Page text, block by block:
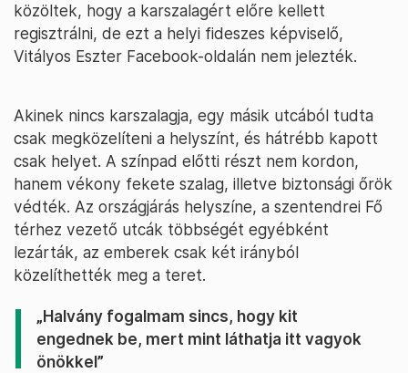
közöltek, hogy a karszalagért előre kellett
regisztrálni, de ezt a helyi fideszes képviselő,
Vitályos Eszter Facebook-oldalán nem jelezték.
Akinek nincs karszalagja, egy másik utcából tudta
csak megközelíteni a helyszínt, és hátrébb kapott
csak helyet. A színpad előtti részt nem kordon,
hanem vékony fekete szalag, illetve biztonsági őrök
védték. Az országjárás helyszíne, a szentendrei Fő
térhez vezető utcák többségét egyébként
lezárták, az emberek csak két irányból
közelíthették meg a teret.
„Halvány fogalmam sincs, hogy kit
engednek be, mert mint láthatja itt vagyok
önökkel”